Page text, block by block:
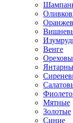
Венге
Мятные
Золотые
Синие